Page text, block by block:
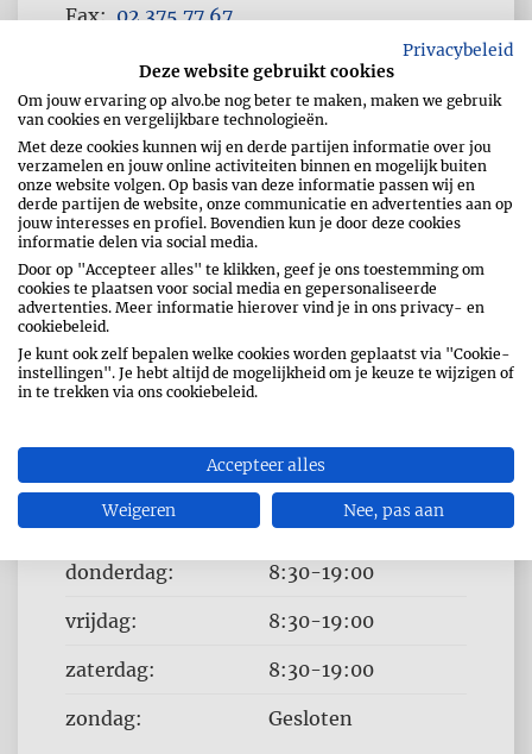
Fax
02 375 77 67
https://www.grandeepicerie.be
OPENINGSUREN
slot
8:30-19:00
woensdag: 8:30-19:00
donderdag: 8:30-19:00
vrijdag: 8:30-19:00
zaterdag: 8:30-19:00
zondag: Gesloten
Privacybeleid
Deze website gebruikt cookies
Om jouw ervaring op alvo.be nog beter te maken, maken we gebruik
van cookies en vergelijkbare technologieën.
Met deze cookies kunnen wij en derde partijen informatie over jou
verzamelen en jouw online activiteiten binnen en mogelijk buiten
onze website volgen. Op basis van deze informatie passen wij en
derde partijen de website, onze communicatie en advertenties aan op
jouw interesses en profiel. Bovendien kun je door deze cookies
informatie delen via social media.
Door op "Accepteer alles" te klikken, geef je ons toestemming om
cookies te plaatsen voor social media en gepersonaliseerde
advertenties. Meer informatie hierover vind je in ons privacy- en
cookiebeleid.
Je kunt ook zelf bepalen welke cookies worden geplaatst via "Cookie-
instellingen". Je hebt altijd de mogelijkheid om je keuze te wijzigen of
in te trekken via ons cookiebeleid.
Accepteer alles
Weigeren Nee, pas aan